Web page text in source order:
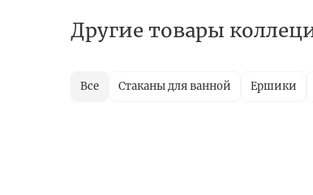
Другие товары
Все Стаканы для ванной Ершики